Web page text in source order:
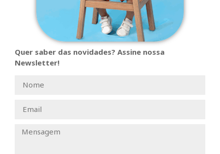
Quer saber das novidades? Assine nossa
Newsletter!